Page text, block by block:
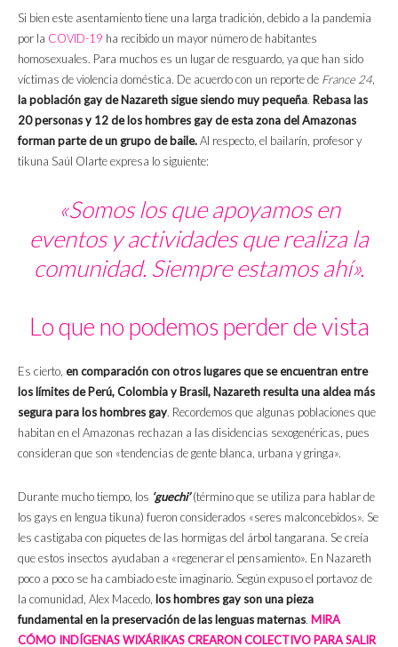
Si bien este asentamiento tiene una larga tradición, debido a la pandemia
por la COVID-19 ha recibido un mayor número de habitantes
homosexuales. Para muchos es un lugar de resguardo, ya que han sido
víctimas de violencia doméstica. De acuerdo con un reporte de France 24,
la población gay de Nazareth sigue siendo muy pequeña. Rebasa las
20 personasy 12 de los hombres gay de esta zona del Amazonas
forman parte de un grupo de baile.Al respecto, el bailarín, profesor y
tikuna Saúl Olarte expresa lo siguiente:
«Somos los que apoyamos en
eventos y actividades que realiza la
comunidad. Siempre estamos ahí».
Lo que no podemos perder de vista
Es cierto, en comparación con otros lugares que se encuentran entre
los límites de Perú, Colombia y Brasil, Nazareth resulta una aldea más
segura para los hombres gay. Recordemos que algunas poblaciones que
habitan en el Amazonas rechazan a las disidencias sexogenéricas, pues
consideran que son «tendencias de gente blanca, urbana y gringa».
Durante mucho tiempo, los ‘guechi’(término que se utiliza para hablar de
los gays en lengua tikuna) fueron considerados «seres malconcebidos». Se
les castigaba con piquetes de las hormigas del árbol tangarana. Se creía
que estos insectos ayudaban a «regenerar el pensamiento». En Nazareth
poco a poco se ha cambiado este imaginario. Según expuso el portavoz de
la comunidad, Alex Macedo, los hombres gay son una pieza
fundamental en la preservación de las lenguas maternas. MIRA
CÓMO INDÍGENAS WIXÁRIKAS CREARON COLECTIVO PARA SALIR